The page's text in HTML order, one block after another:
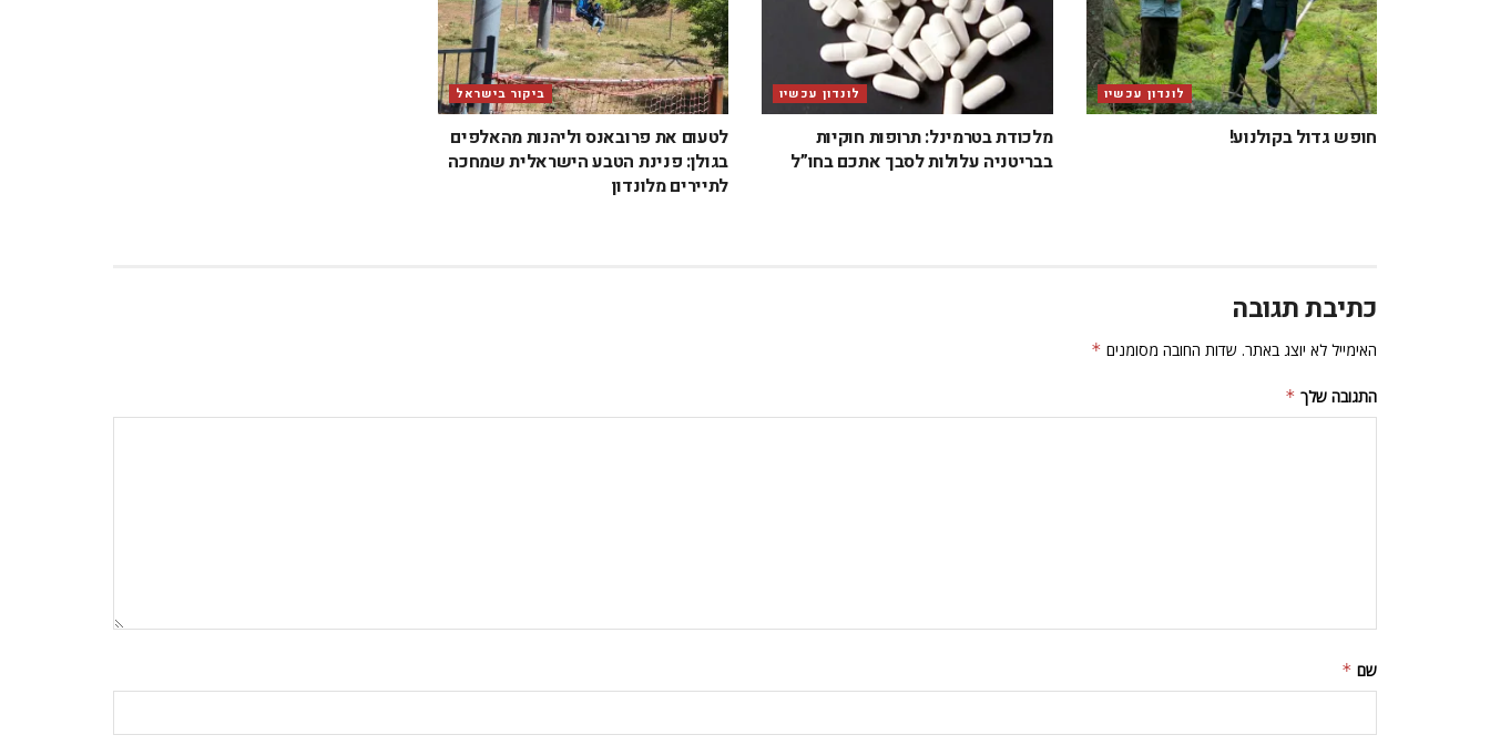
לונדון עכשיו
חופש גדול בקולנוע!
לונדון עכשיו
מלכודת בטרמינל: תרופות חוקיות
בבריטניה עלולות לסבך אתכם בחו”ל
ביקור בישראל
לטעום את פרובאנס וליהנות מהאלפים
בגולן: פנינת הטבע הישראלית שמחכה
לתיירים מלונדון
כתיבת תגובה
האימייל לא יוצג באתר. שדות החובה מסומנים *
התגובה שלך *
שם *